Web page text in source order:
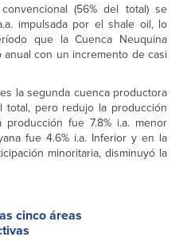
(56% del total) se
impulsada por el shale oil, lo
que la Cuenca Neuquina
con un incremento de casi
la segunda cuenca productora
pero redujo la producción
fue 7.8% i.a. menor
fue 4.6% i.a. Inferior y en la
minoritaria, disminuyó la
cinco áreas